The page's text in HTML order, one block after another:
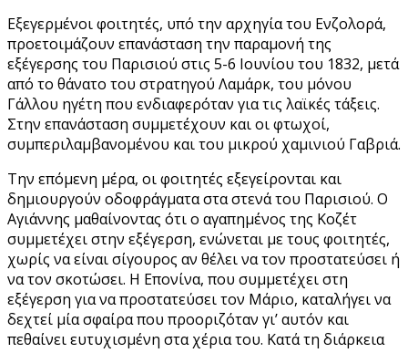
Εξεγερμένοι φοιτητές, υπό την αρχηγία του Ενζολορά,
προετοιμάζουν επανάσταση την παραμονή της
εξέγερσης του Παρισιού στις 5-6 Ιουνίου του 1832, μετά
από το θάνατο του στρατηγού Λαμάρκ, του μόνου
Γάλλου ηγέτη που ενδιαφερόταν για τις λαϊκές τάξεις.
Στην επανάσταση συμμετέχουν και οι φτωχοί,
συμπεριλαμβανομένου και του μικρού χαμινιού Γαβριά.
Την επόμενη μέρα, οι φοιτητές εξεγείρονται και
δημιουργούν οδοφράγματα στα στενά του Παρισιού. Ο
Αγιάννης μαθαίνοντας ότι ο αγαπημένος της Κοζέτ
συμμετέχει στην εξέγερση, ενώνεται με τους φοιτητές,
χωρίς να είναι σίγουρος αν θέλει να τον προστατεύσει ή
να τον σκοτώσει. Η Επονίνα, που συμμετέχει στη
εξέγερση για να προστατεύσει τον Μάριο, καταλήγει να
δεχτεί μία σφαίρα που προοριζόταν γι’ αυτόν και
πεθαίνει ευτυχισμένη στα χέρια του. Κατά τη διάρκεια